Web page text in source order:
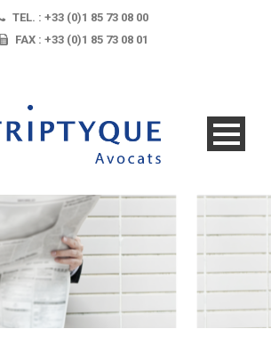
TEL. : +33 (0)1 85 73 08 00
FAX : +33 (0)1 85 73 08 01